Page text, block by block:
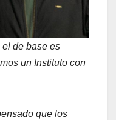
el de base es
un Instituto con
que los